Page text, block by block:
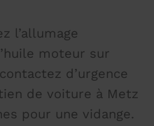
l’allumage
moteur sur
d’urgence
de voiture à Metz
pour une vidange.